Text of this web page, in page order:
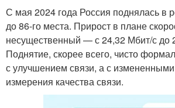
С мая 2024 года Россия поднялась в
до 86-го места. Прирост в плане
несущественный — с 24,32 Мбит/с до
Поднятие, скорее всего, чисто
с улучшением связи, а с
измерения качества связи.